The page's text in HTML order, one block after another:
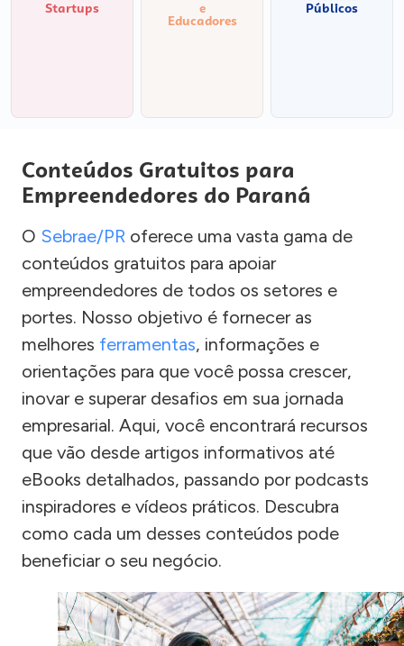
Startups e
Educadores
Públicos
Conteúdos Gratuitos para
Empreendedores do Paraná
O Sebrae/PR oferece uma vasta gama de
conteúdos gratuitos para apoiar
empreendedores de todos os setores e
portes. Nosso objetivo é fornecer as
melhores ferramentas, informações e
orientações para que você possa crescer,
inovar e superar desafios em sua jornada
empresarial. Aqui, você encontrará recursos
que vão desde artigos informativos até
eBooks detalhados, passando por podcasts
inspiradores e vídeos práticos. Descubra
como cada um desses conteúdos pode
beneficiar o seu negócio.